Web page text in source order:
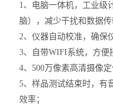
1、电脑一体机，工业级
脑），减少干扰和数据
2、仪器自动校准，确保
3、自带WIFI系统，方便
4、500万像素高清摄像
5、样品测试结束时，有
效率；